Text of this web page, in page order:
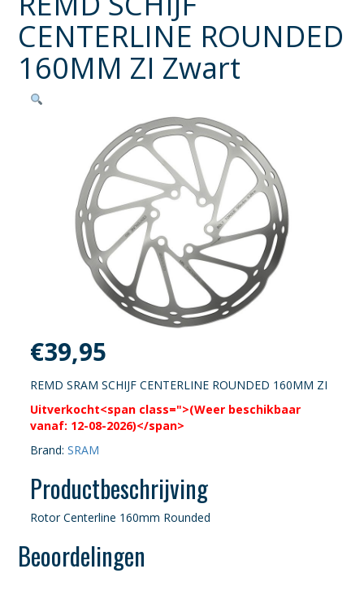
CENTERLINE ROUNDED
160MM ZI Zwart
€39,95
REMD SRAM SCHIJF CENTERLINE ROUNDED 160MM ZI
Uitverkocht<span class=">(Weer beschikbaar
vanaf: 12-08-2026)</span>
Brand:SRAM
Productbeschrijving
Rotor Centerline 160mm Rounded
Beoordelingen